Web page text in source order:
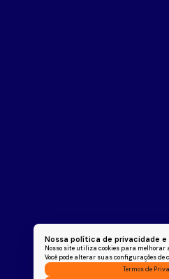
Nossa política de privacidade e
Nosso site utiliza cookies para melhorar
Você pode alterar suas configurações de
Termos de